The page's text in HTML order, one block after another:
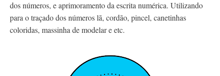
dos números, e aprimoramento da escrita numérica. Utilizando
para o traçado dos números lã, cordão, pincel, canetinhas
coloridas, massinha de modelar e etc.